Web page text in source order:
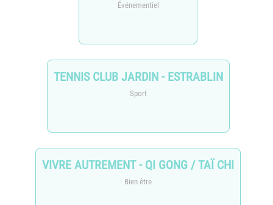
Événementiel
TENNIS CLUB JARDIN - ESTRABLIN
Sport
VIVRE AUTREMENT - QI GONG / TAÏ CHI
Bien être